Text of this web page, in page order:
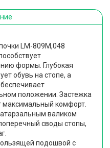
LM-809М,048
формы. Глубокая
обувь на стопе, а
положении. Застежка
максимальный комфорт.
валиком
своды стопы,
подошвой с